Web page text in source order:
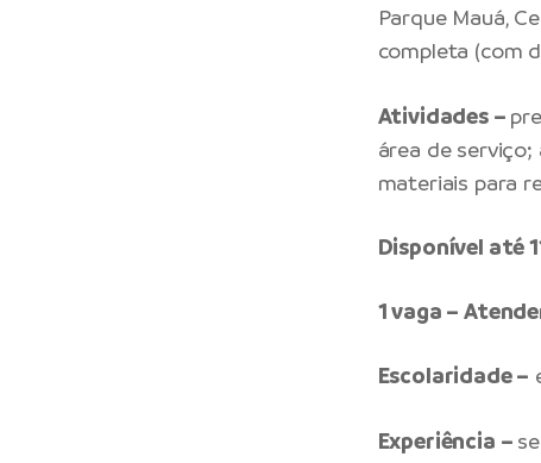
Parque Mauá,
completa (com
Atividades –
área de
materiais para
Disponível até
1 vaga –
Escolaridade –
Experiência –